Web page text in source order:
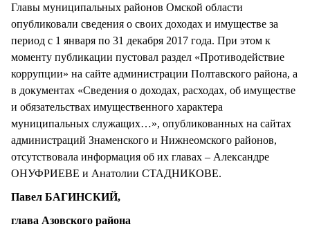
Главы муниципальных районов Омской области
опубликовали сведения о своих доходах и имуществе за
период с 1 января по 31 декабря 2017 года. При этом к
моменту публикации пустовал раздел «Противодействие
коррупции» на сайте администрации Полтавского района, а
в документах «Сведения о доходах, расходах, об имуществе
и обязательствах имущественного характера
муниципальных служащих…», опубликованных на сайтах
администраций Знаменского и Нижнеомского районов,
отсутствовала информация об их главах – Александре
ОНУФРИЕВЕ и Анатолии СТАДНИКОВЕ.
Павел БАГИНСКИЙ,
глава Азовского района